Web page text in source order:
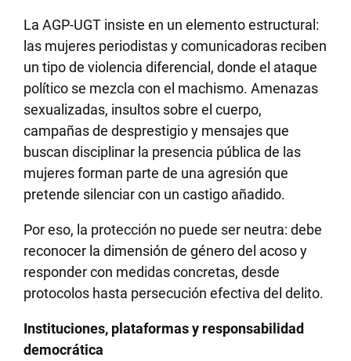
La AGP-UGT insiste en un elemento estructural:
las mujeres periodistas y comunicadoras reciben
un tipo de violencia diferencial, donde el ataque
político se mezcla con el machismo. Amenazas
sexualizadas, insultos sobre el cuerpo,
campañas de desprestigio y mensajes que
buscan disciplinar la presencia pública de las
mujeres forman parte de una agresión que
pretende silenciar con un castigo añadido.
Por eso, la protección no puede ser neutra: debe
reconocer la dimensión de género del acoso y
responder con medidas concretas, desde
protocolos hasta persecución efectiva del delito.
Instituciones, plataformas y responsabilidad
democrática